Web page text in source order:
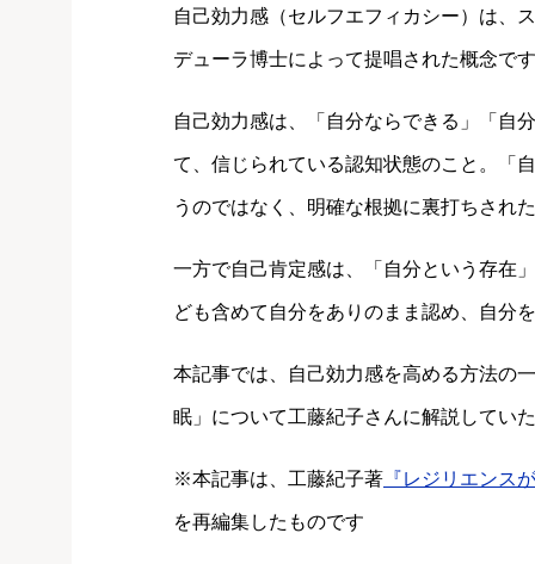
自己効力感（セルフエフィカシー）は、
デューラ博士によって提唱された概念で
自己効力感は、「自分ならできる」「自
て、信じられている認知状態のこと。「
うのではなく、明確な根拠に裏打ちされ
一方で自己肯定感は、「自分という存在
ども含めて自分をありのまま認め、自分
本記事では、自己効力感を高める方法の
眠」について工藤紀子さんに解説してい
※本記事は、工藤紀子著 『レジリエンス
を再編集したものです